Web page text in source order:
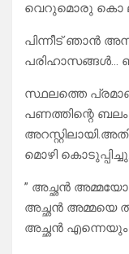
വെറുമൊരു കൊ
പിന്നീട് ഞാൻ
പരിഹാസങ്ങൾ…
സ്ഥലത്തെ
പണത്തിന്റെ
മൊഴി കൊടുപ്പിച്ചു.
” അച്ഛൻ
അച്ഛൻ അമ്മയെ
അച്ഛൻ